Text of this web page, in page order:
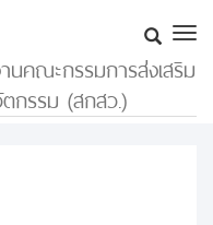
คณะกรรมการส่งเสริม
กรรม (สกสว.)